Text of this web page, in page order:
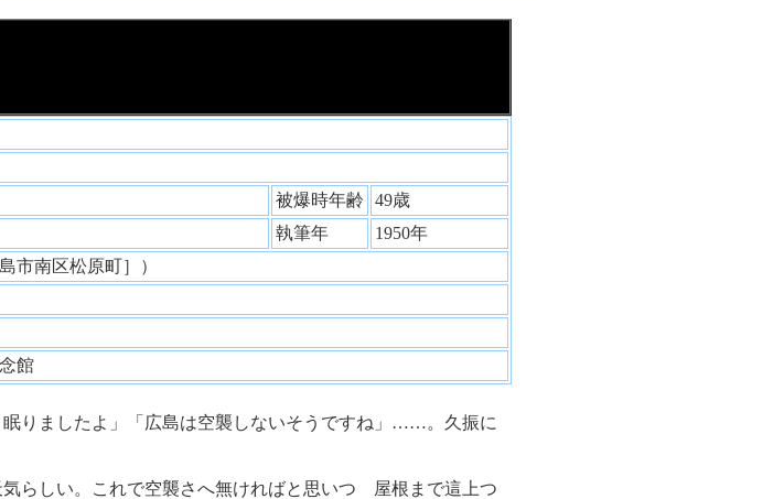
被爆時年齢
49歳
執筆年
1950年
市南区松原町］）
念館
眠りましたよ」「広島は空襲しないそうですね」……。久振に
らしい。これで空襲さへ無ければと思いつゝ屋根まで這上つ